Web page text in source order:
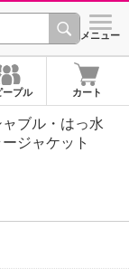
シ
メニュー
ープル カート
ブル・はっ水
ジャケット